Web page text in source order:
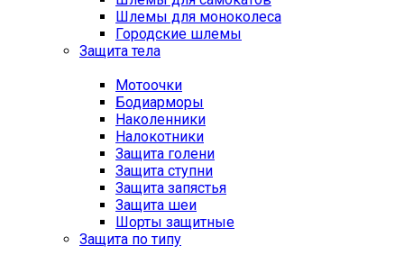
Шлемы для моноколеса
Городские шлемы
Защита тела
Мотоочки
Бодиарморы
Наколенники
Налокотники
Защита голени
Защита ступни
Защита запястья
Защита шеи
Шорты защитные
Защита по типу